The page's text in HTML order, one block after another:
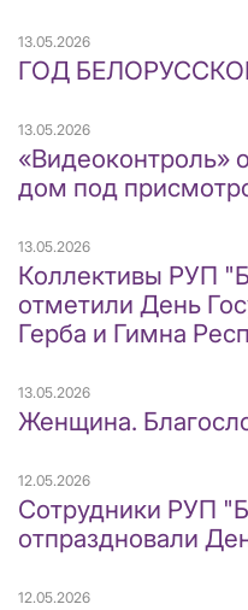
13.05.2026
ГОД
13.05.2026
«Видеоконтроль»
дом под
13.05.2026
Коллективы РУП
отметили День
Герба и Гимна
13.05.2026
Женщина.
12.05.2026
Сотрудники РУП
отпраздновали
12.05.2026